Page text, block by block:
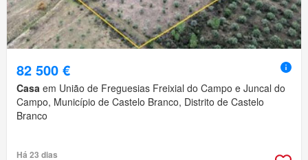
82 500 €
Casa em União de Freguesias Freixial do Campo e Juncal do
Campo, Município de Castelo Branco, Distrito de Castelo
Branco
Há 23 dias